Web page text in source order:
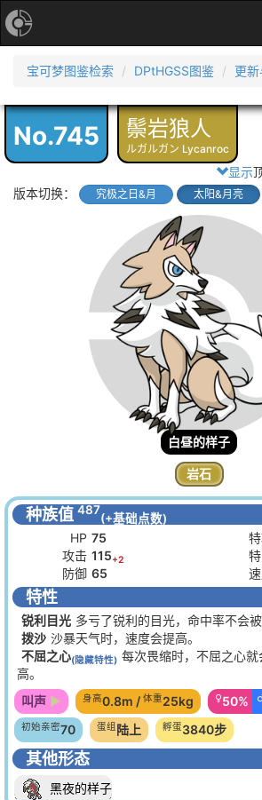
宝可梦图鉴检索
DPtHGSS图鉴 更
No.745 鬃岩狼人
ルガルガン Lycanroc
显示
版本切换：
究极之日&月 太阳&月亮
白昼的样子
岩石
种族值 487
(+基础点数)
HP 75
攻击 115+2
防御 65
特性
锐利目光 多亏了锐利的目光，命中率不会被
拨沙 沙暴天气时，速度会提高。
不屈之心(隐藏特性) 每次畏缩时，不屈之心
高。
叫声
身高0.8m / 体重25kg ♀50%
初始亲密70 蛋组 陆上 孵蛋3840步
其他形态
黑夜的样子